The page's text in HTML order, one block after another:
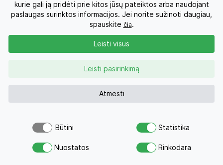
PRIJUNGIMAS PRIE ANGLAKALBĖS GRUPĖS
Klasikinė Peru su Titikakos ežeru
Savo svajonių atostogoms
domėjosi 29 žmonės
kurie gali ją pridėti prie kitos jūsų pateiktos arba naudojant
paslaugas surinktos informacijos. Jei norite sužinoti daugiau,
spauskite čia.
Atmesti
Leisti pasirinkimą
Leisti visus
Būtini Statistika
Nuostatos Rinkodara